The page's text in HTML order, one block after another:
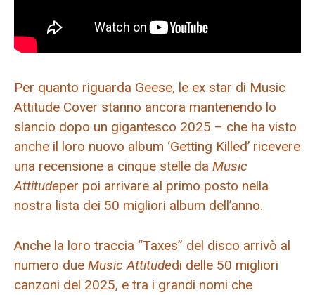
Per quanto riguarda Geese, le ex star di Music
Attitude Cover stanno ancora mantenendo lo
slancio dopo un gigantesco 2025 – che ha visto
anche il loro nuovo album ‘Getting Killed’ ricevere
una recensione a cinque stelle da Music
Attitudeper poi arrivare al primo posto nella
nostra lista dei 50 migliori album dell’anno.
Anche la loro traccia “Taxes” del disco arrivò al
numero due Music Attitudedi delle 50 migliori
canzoni del 2025, e tra i grandi nomi che